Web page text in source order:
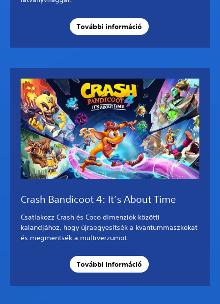
További információ
Crash Bandicoot 4: It’s About Time
Csatlakozz Crash és Coco dimenziók közötti
kalandjához, hogy újraegyesítsék a kvantummaszkokat
és megmentsék a multiverzumot.
További információ